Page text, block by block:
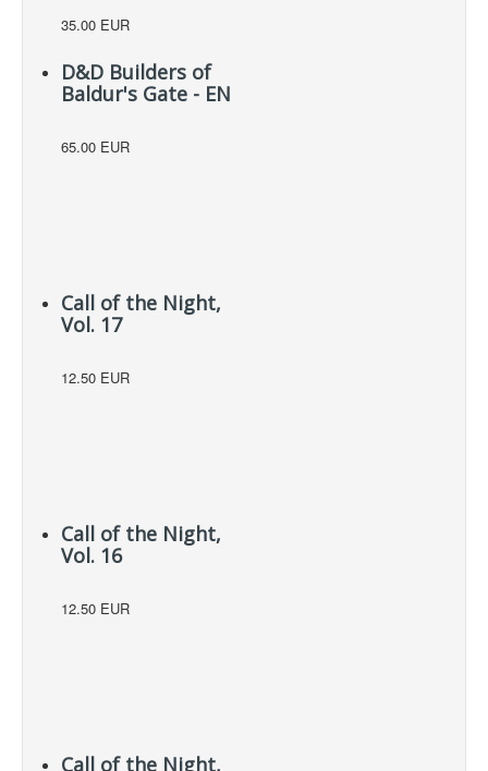
35.00 EUR
D&D Builders of
Baldur's Gate - EN
65.00 EUR
Call of the Night,
Vol. 17
12.50 EUR
Call of the Night,
Vol. 16
12.50 EUR
Call of the Night,